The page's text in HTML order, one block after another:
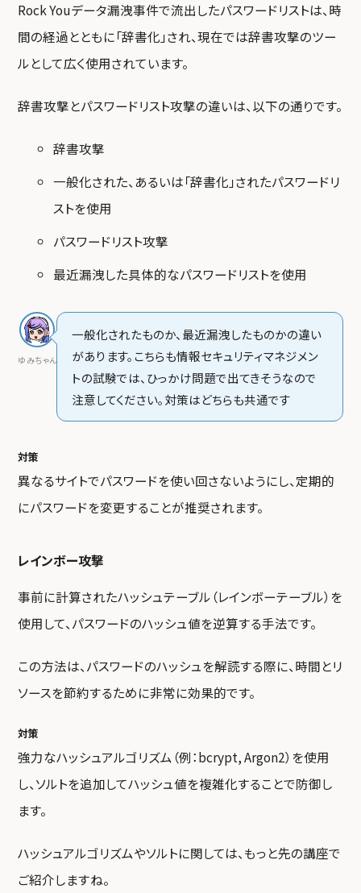
Rock Youデータ漏洩事件で流出したパスワードリストは、時
間の経過とともに「辞書化」され、現在では辞書攻撃のツー
ルとして広く使用されています。
辞書攻撃とパスワードリスト攻撃の違いは、以下の通りです。
辞書攻撃
一般化された、あるいは「辞書化」されたパスワードリ
ストを使用
パスワードリスト攻撃
最近漏洩した具体的なパスワードリストを使用
ゆみちゃん
一般化されたものか、最近漏洩したものかの違い
があります。こちらも情報セキュリティマネジメン
トの試験では、ひっかけ問題で出てきそうなので
注意してください。対策はどちらも共通です
対策
異なるサイトでパスワードを使い回さないようにし、定期的
にパスワードを変更することが推奨されます。
レインボー攻撃
事前に計算されたハッシュテーブル（レインボーテーブル）を
使用して、パスワードのハッシュ値を逆算する手法です。
この方法は、パスワードのハッシュを解読する際に、時間とリ
ソースを節約するために非常に効果的です。
対策
強力なハッシュアルゴリズム（例：bcrypt, Argon2）を使用
し、ソルトを追加してハッシュ値を複雑化することで防御し
ます。
ハッシュアルゴリズムやソルトに関しては、もっと先の講座で
ご紹介しますね。